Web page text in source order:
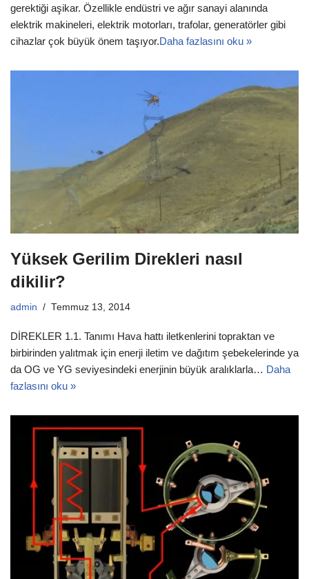
gerektiği aşikar. Özellikle endüstri ve ağır sanayi alanında
elektrik makineleri, elektrik motorları, trafolar, generatörler gibi
cihazlar çok büyük önem taşıyor.Daha fazlasını oku »
Yüksek Gerilim Direkleri nasıl
dikilir?
admin Temmuz 13, 2014
DİREKLER 1.1. Tanımı Hava hattı iletkenlerini topraktan ve
birbirinden yalıtmak için enerji iletim ve dağıtım şebekelerinde ya
da OG ve YG seviyesindeki enerjinin büyük aralıklarla… Daha
fazlasını oku »